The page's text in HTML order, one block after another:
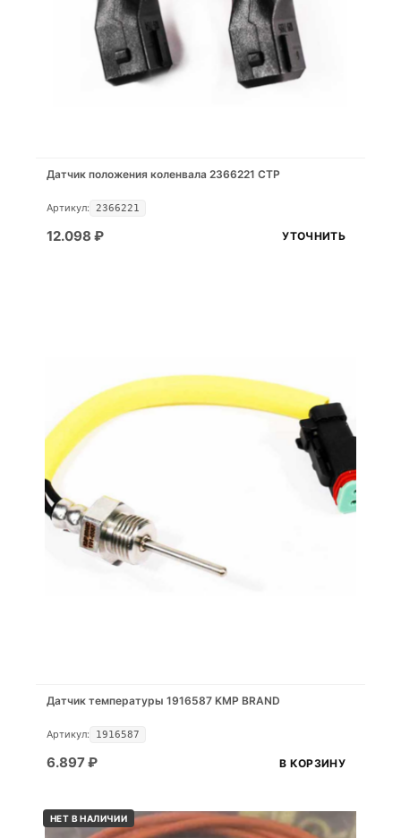
Датчик положения коленвала 2366221 CTP
Артикул: 2366221
12.098 ₽ УТОЧНИТЬ
Датчик температуры 1916587 KMP BRAND
Артикул: 1916587
6.897₽ В КОРЗИНУ
НЕТ В НАЛИЧИИ